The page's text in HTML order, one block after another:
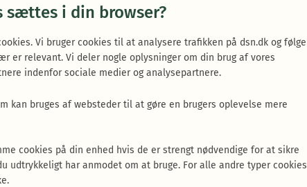
sættes i din browser?
Vi bruger cookies til at analysere trafikken på dsn.dk og følge
er relevant. Vi deler nogle oplysninger om din brug af vores
indenfor sociale medier og analysepartnere.
kan bruges af websteder til at gøre en brugers oplevelse mere
cookies på din enhed hvis de er strengt nødvendige for at sikre
udtrykkeligt har anmodet om at bruge. For alle andre typer cookies